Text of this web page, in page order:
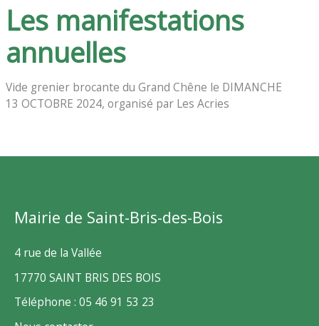
Les manifestations
annuelles
Vide grenier brocante du Grand Chêne le DIMANCHE
13 OCTOBRE 2024, organisé par Les Acries
Mairie de Saint-Bris-des-Bois
4 rue de la Vallée
17770 SAINT BRIS DES BOIS
Téléphone : 05 46 91 53 23